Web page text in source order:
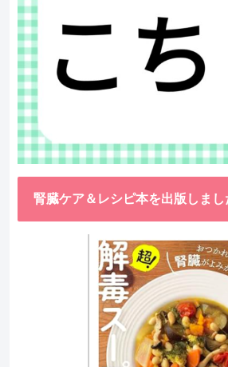
腎臓ケア＆レシピ本を出版しまし